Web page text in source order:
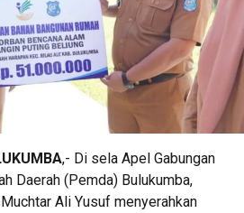
,- Di sela Apel Gabungan
Daerah (Pemda) Bulukumba,
Ali Yusuf menyerahkan